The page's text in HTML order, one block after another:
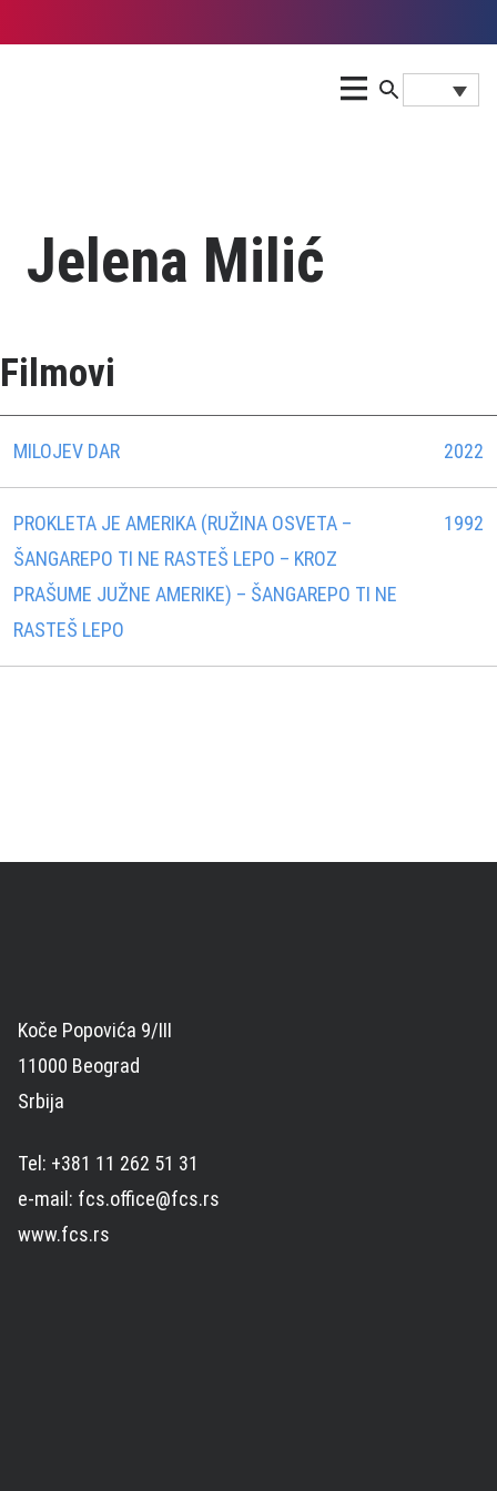
Jelena Milić
Filmovi
MILOJEV DAR 2022
PROKLETA JE AMERIKA (RUŽINA OSVETA –
ŠANGAREPO TI NE RASTEŠ LEPO – KROZ
PRAŠUME JUŽNE AMERIKE) – ŠANGAREPO TI NE
RASTEŠ LEPO
1992
Koče Popovića 9/III
11000 Beograd
Srbija
Tel: +381 11 262 51 31
e-mail: fcs.office@fcs.rs
www.fcs.rs